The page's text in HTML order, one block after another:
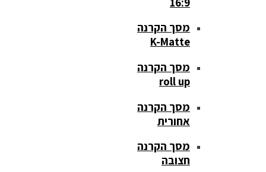
מסך הקרנה
K-Matte
מסך הקרנה
roll up
מסך הקרנה
אחורית
מסך הקרנה
חצובה